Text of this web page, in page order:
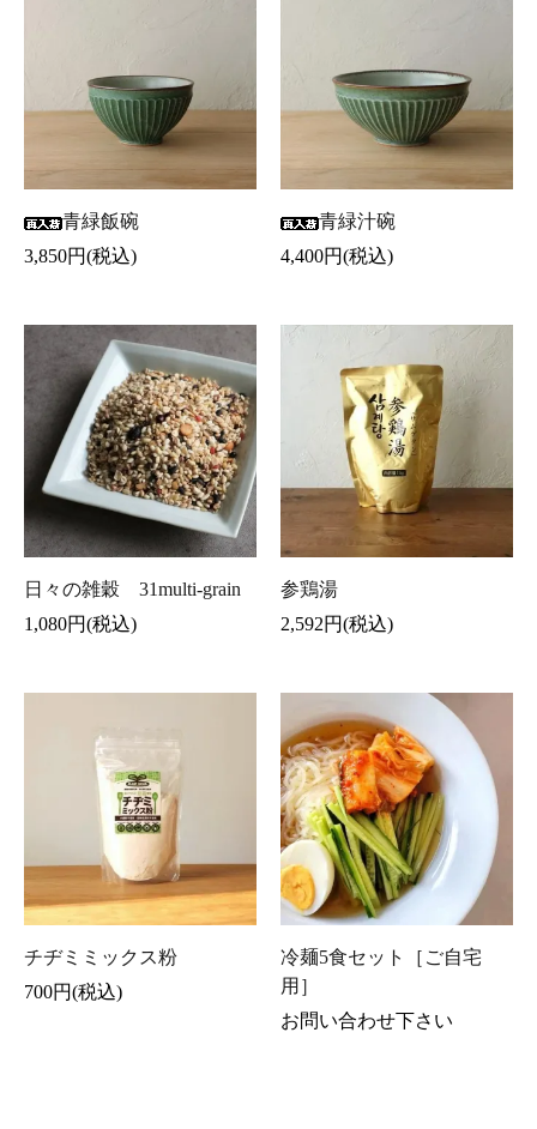
青緑飯碗
3,850円(税込)
青緑汁碗
4,400円(税込)
日々の雑穀 31multi-grain
1,080円(税込)
参鶏湯
2,592円(税込)
チヂミミックス粉
700円(税込)
冷麺5食セット［ご自宅
用］
お問い合わせ下さい